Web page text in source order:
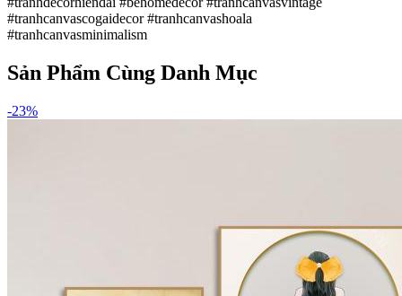
#tranhcanvascogaidecor #tranhcanvashoala
#tranhcanvasminimalism
Sản Phẩm Cùng Danh Mục
-23%